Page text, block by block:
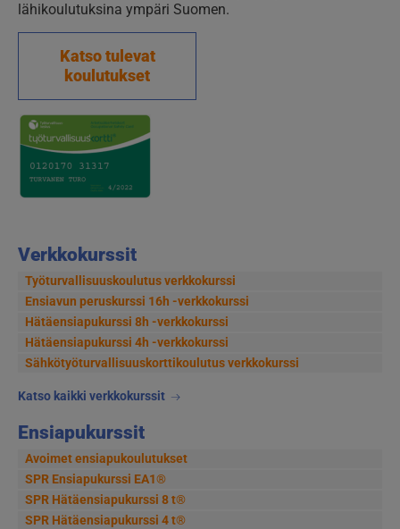
Verkkokurssit
Työturvallisuuskoulutus verkkokurssi
Ensiavun peruskurssi 16h -verkkokurssi
Hätäensiapukurssi 8h -verkkokurssi
Hätäensiapukurssi 4h -verkkokurssi
Sähkötyöturvallisuus­korttikoulutus verkkokurssi
Katso kaikki verkkokurssit
Ensiapukurssit
Avoimet ensiapukoulutukset
SPR Ensiapukurssi EA1®
SPR Hätäensiapukurssi 8 t®
SPR Hätäensiapukurssi 4 t®
lähikoulutuksina ympäri Suomen.
Katso tulevat
koulutukset